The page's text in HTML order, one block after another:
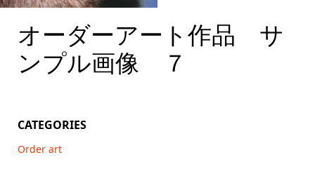
オーダーアート作品 サ
ンプル画像 ７
オーダーアート作品 サ
ンプル画像 ７
CATEGORIES
Order art